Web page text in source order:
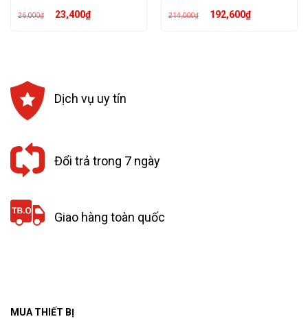
26,000₫ Giá
gốc
23,400₫Giá
hiện 214,000₫ Giá
gốc
192,600₫Giá
hiện
Dịch vụ uy tín
Đổi trả trong 7 ngày
Giao hàng toàn quốc
MUA THIẾT BỊ